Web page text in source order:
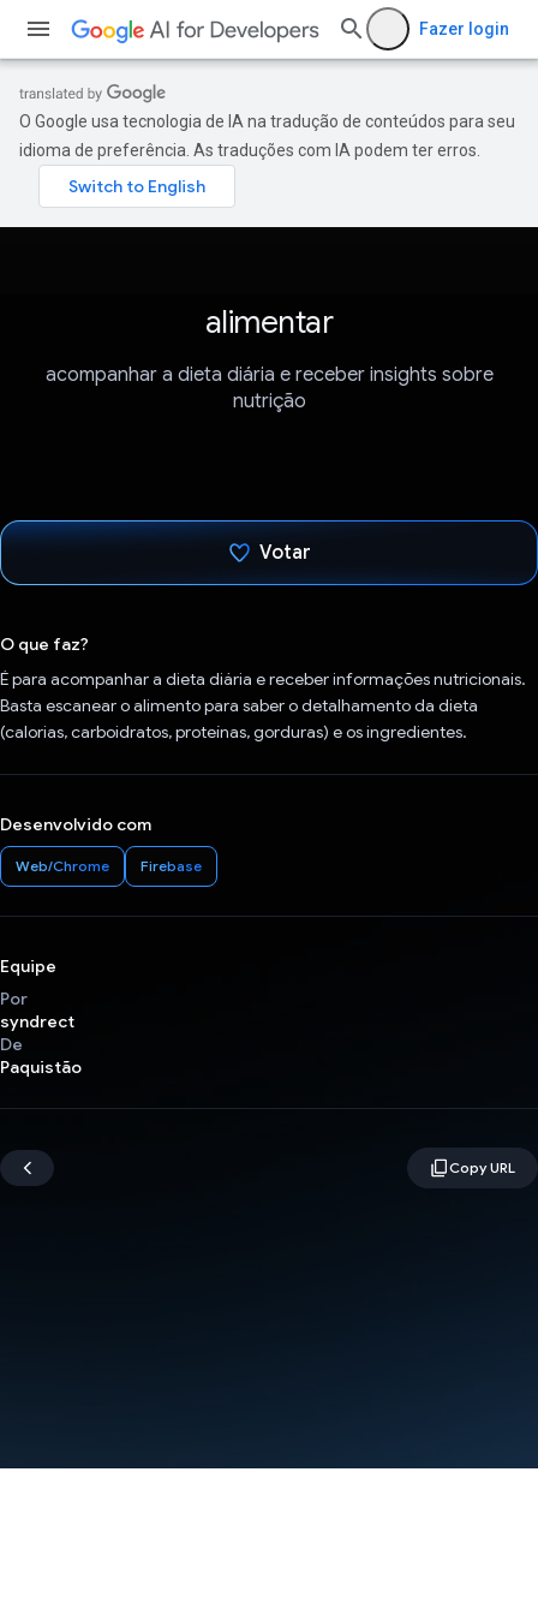
Fazer login
O Google usa tecnologia de IA na tradução de conteúdos para seu
idioma de preferência. As traduções com IA podem ter erros.
alimentar
acompanhar a dieta diária e receber insights sobre
nutrição
Votar
O que faz?
É para acompanhar a dieta diária e receber informações nutricionais.
Basta escanear o alimento para saber o detalhamento da dieta
(calorias, carboidratos, proteínas, gorduras) e os ingredientes.
Desenvolvido com
Web/Chrome Firebase
Equipe
Por
syndrect
De
Paquistão